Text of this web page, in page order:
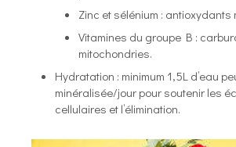
Zinc et sélénium : antioxydants
Vitamines du groupe B :
mitochondries.
Hydratation : minimum 1,5L d’eau
minéralisée/jour pour soutenir les
cellulaires et l’élimination.